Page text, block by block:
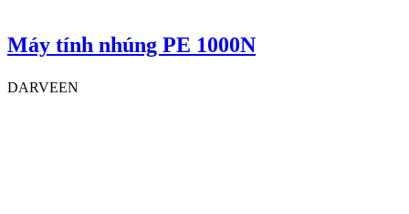
Máy tính nhúng PE 1000N
DARVEEN